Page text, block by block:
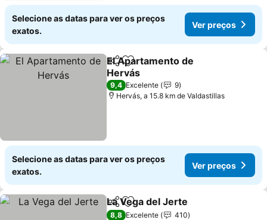
Selecione as datas para ver os preços
exatos.
Ver preços
PartilharAdicionar aos favoritos
El Apartamento de
Hervás
9,4 Excelente
9
Hervás, a 15.8 km de Valdastillas
Selecione as datas para ver os preços
exatos.
Ver preços
PartilharAdicionar aos favoritos
La Vega del Jerte
8,8 Excelente
410